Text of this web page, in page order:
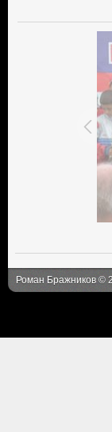
Роман Бражников ©